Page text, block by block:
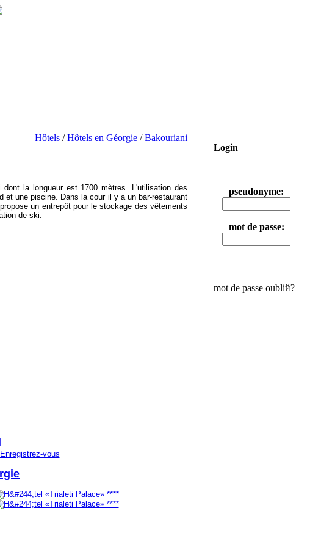
Hôtels /Hôtels en Géorgie /Bakouriani
la longueur est 1700 mètres. L'utilisation des
et une piscine. Dans la cour il y a un bar-restaurant
un entrepôt pour le stockage des vêtements
de ski.
Enregistrez-vous
Login
pseudonyme:
mot de passe:
mot de passe oubliй?